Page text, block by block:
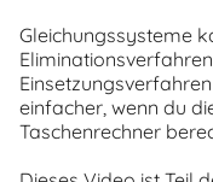
Gleichungssysteme
einfacher, wenn du
Taschenrechner